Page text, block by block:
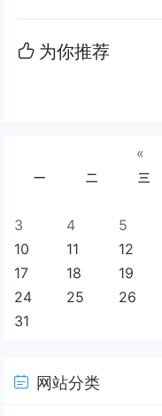
为你推荐
«
一 二 三
3
4 5
10
11 12
17
18 19
24
25 26
31
网站分类